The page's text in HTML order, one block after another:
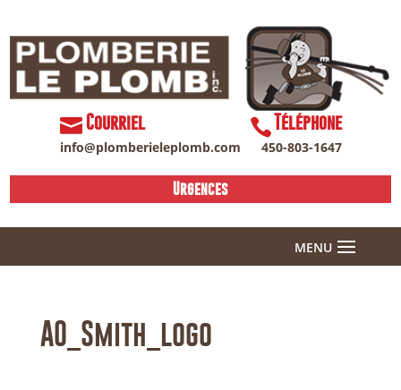
Téléphone
450-803-1647
Courriel
info@plomberieleplomb.com
Urgences
AO_Smith_logo